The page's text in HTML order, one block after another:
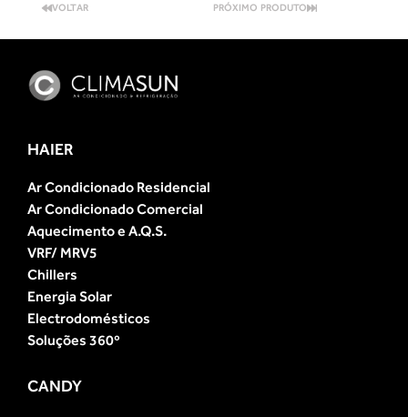
VOLTAR PRÓXIMO PRODUTO
HAIER
Ar Condicionado Residencial
Ar Condicionado Comercial
Aquecimento e A.Q.S.
VRF/ MRV5
Chillers
Energia Solar
Electrodomésticos
Soluções 360º
CANDY